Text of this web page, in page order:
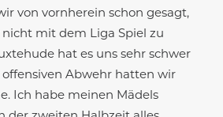
von vornherein schon gesagt,
mit dem Liga Spiel zu
hat es uns sehr schwer
Abwehr hatten wir
Ich habe meinen Mädels